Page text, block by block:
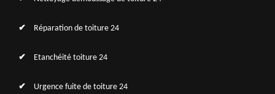
Réparation de toiture 24
Etanchéité toiture 24
Urgence fuite de toiture 24